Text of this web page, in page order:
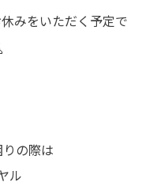
みをいただく予定で
の際は
ル